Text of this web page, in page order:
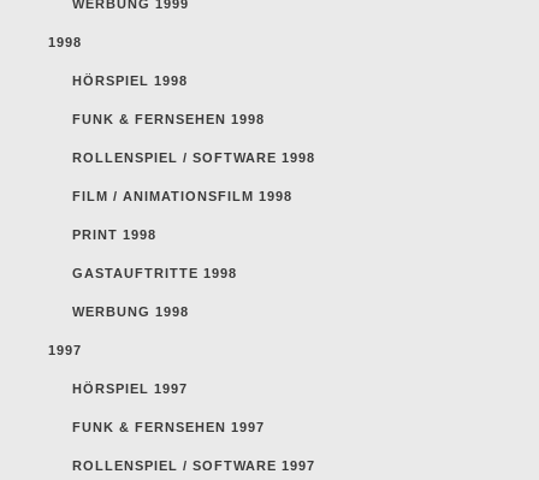
WERBUNG 1999
1998
HÖRSPIEL 1998
FUNK & FERNSEHEN 1998
ROLLENSPIEL / SOFTWARE 1998
FILM / ANIMATIONSFILM 1998
PRINT 1998
GASTAUFTRITTE 1998
WERBUNG 1998
1997
HÖRSPIEL 1997
FUNK & FERNSEHEN 1997
ROLLENSPIEL / SOFTWARE 1997